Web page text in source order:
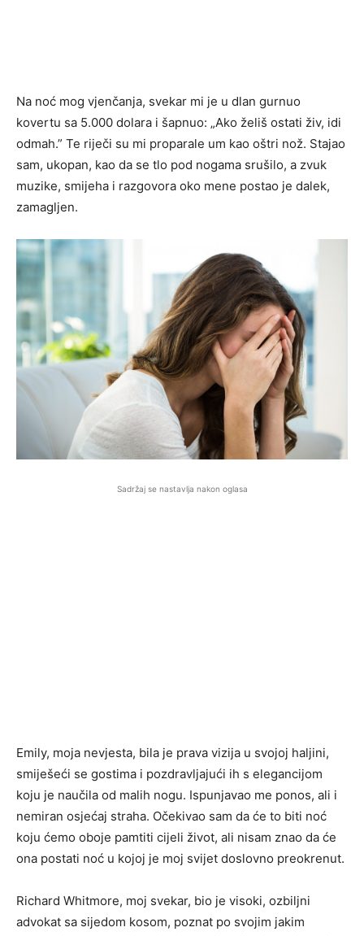
Na noć mog vjenčanja, svekar mi je u dlan gurnuo
kovertu sa 5.000 dolara i šapnuo: „Ako želiš ostati živ, idi
odmah.” Te riječi su mi proparale um kao oštri nož. Stajao
sam, ukopan, kao da se tlo pod nogama srušilo, a zvuk
muzike, smijeha i razgovora oko mene postao je dalek,
zamagljen.
Sadržaj se nastavlja nakon oglasa
Emily, moja nevjesta, bila je prava vizija u svojoj haljini,
smiješeći se gostima i pozdravljajući ih s elegancijom
koju je naučila od malih nogu. Ispunjavao me ponos, ali i
nemiran osjećaj straha. Očekivao sam da će to biti noć
koju ćemo oboje pamtiti cijeli život, ali nisam znao da će
ona postati noć u kojoj je moj svijet doslovno preokrenut.
Richard Whitmore, moj svekar, bio je visoki, ozbiljni
advokat sa sijedom kosom, poznat po svojim jakim